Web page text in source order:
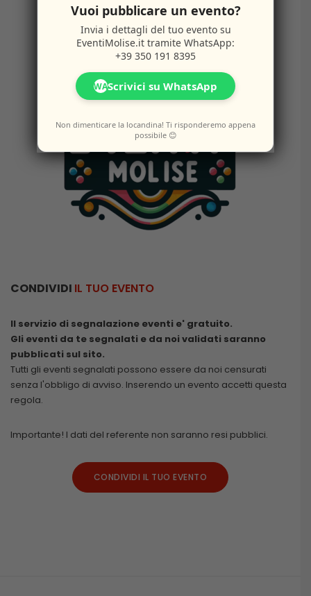
CONDIVIDI IL TUO EVENTO
Il servizio di segnalazione eventi e' gratuito.
Gli eventi da te segnalati e da noi validati saranno
pubblicati sul sito.
Tutti gli eventi segnalati possono essere da noi censurati
senza l'obbligo di avviso. Inserendo un evento accetti questa
regola.
Importante! I dati del referente non saranno resi pubblici.
CONDIVIDI IL TUO EVENTO
Vuoi pubblicare un evento?
Invia i dettagli del tuo evento su
EventiMolise.it tramite WhatsApp:
+39 350 191 8395
WAScrivici su WhatsApp
Non dimenticare la locandina! Ti risponderemo appena
possibile 😊